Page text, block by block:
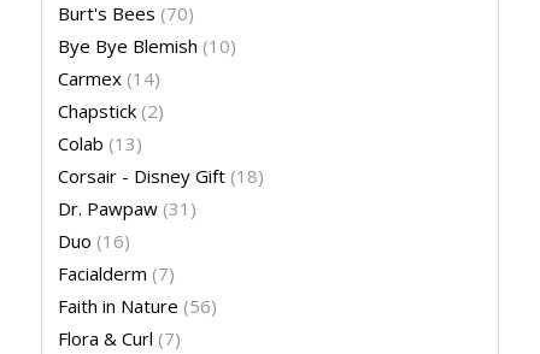
Burt's Bees (70)
Bye Bye Blemish (10)
Carmex (14)
Chapstick (2)
Colab (13)
Corsair - Disney Gift (18)
Dr. Pawpaw (31)
Duo (16)
Facialderm (7)
Faith in Nature (56)
Flora & Curl (7)